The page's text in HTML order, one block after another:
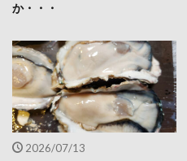
か・・・
2026/07/13